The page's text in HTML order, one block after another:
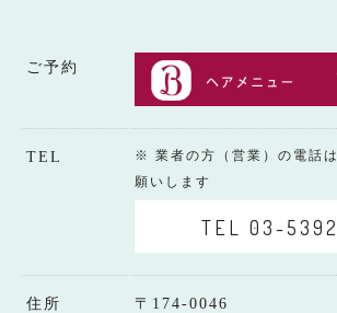
ご予約
TEL
※ 業者の方（営業）の電話
願いします
TEL 03-
住所
〒174-0046